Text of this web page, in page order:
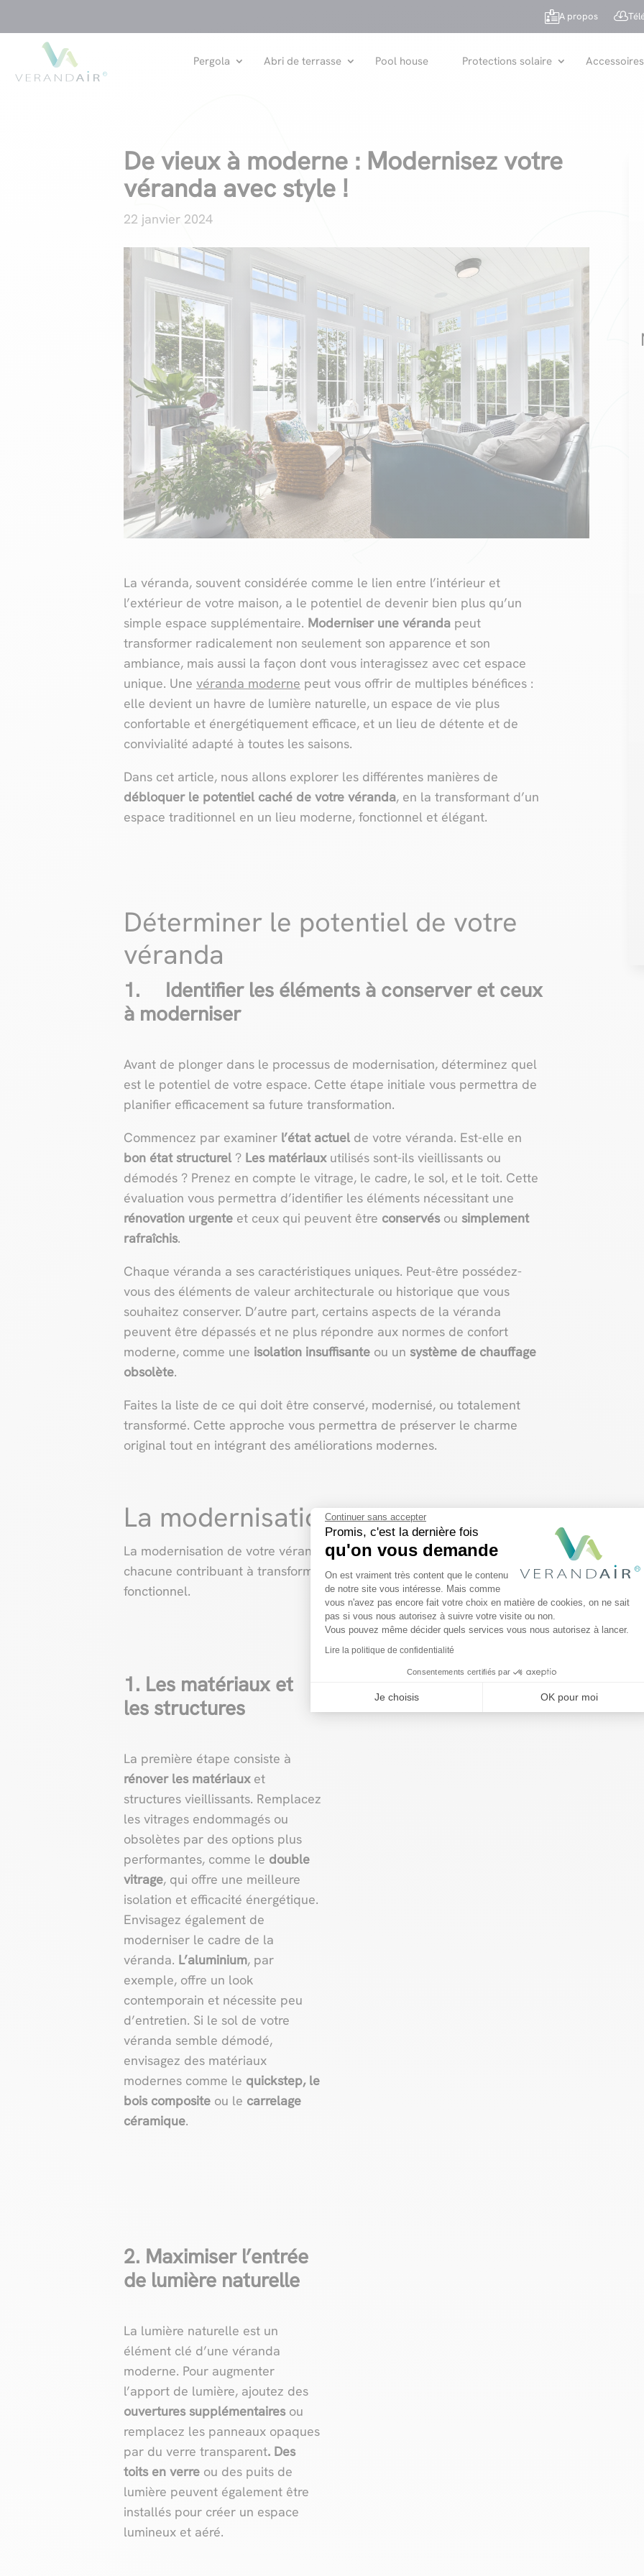
Continuer sans accepter
Promis, c'est la dernière fois
qu'on vous demande
Plateforme de Gestion du
On est vraiment très content que le contenu
de notre site vous intéresse. Mais comme
vous n'avez pas encore fait votre choix en matière de cookies, on ne sait
pas si vous nous autorisez à suivre votre visite ou non.
Vous pouvez même décider quels services vous nous autorisez à lancer.
Lire la politique de confidentialité
Consentements certifiés par
Je choisis OK pour moi
Axeptio consent
A propos 
Pergola Abri de terrasse Pool house Protections solaire Accessoires
De vieux à moderne : Modernisez votre
véranda avec style !
22 janvier 2024
La véranda, souvent considérée comme le lien entre l’intérieur et
l’extérieur de votre maison, a le potentiel de devenir bien plus qu’un
simple espace supplémentaire. Moderniser une véranda peut
transformer radicalement non seulement son apparence et son
ambiance, mais aussi la façon dont vous interagissez avec cet espace
unique. Une véranda moderne peut vous offrir de multiples bénéfices :
elle devient un havre de lumière naturelle, un espace de vie plus
confortable et énergétiquement efficace, et un lieu de détente et de
convivialité adapté à toutes les saisons.
Dans cet article, nous allons explorer les différentes manières de
débloquer le potentiel caché de votre véranda, en la transformant d’un
espace traditionnel en un lieu moderne, fonctionnel et élégant.
Déterminer le potentiel de votre
véranda
1. Identifier les éléments à conserver et ceux
à moderniser
Avant de plonger dans le processus de modernisation, déterminez quel
est le potentiel de votre espace. Cette étape initiale vous permettra de
planifier efficacement sa future transformation.
Commencez par examiner l’état actuel de votre véranda. Est-elle en
bon état structurel ? Les matériauxutilisés sont-ils vieillissants ou
démodés ? Prenez en compte le vitrage, le cadre, le sol, et le toit. Cette
évaluation vous permettra d’identifier les éléments nécessitant une
rénovation urgente et ceux qui peuvent être conservésou simplement
rafraîchis.
Chaque véranda a ses caractéristiques uniques. Peut-être possédez-
vous des éléments de valeur architecturale ou historique que vous
souhaitez conserver. D’autre part, certains aspects de la véranda
peuvent être dépassés et ne plus répondre aux normes de confort
moderne, comme une isolation insuffisante ou un système de chauffage
obsolète.
Faites la liste de ce qui doit être conservé, modernisé, ou totalement
transformé. Cette approche vous permettra de préserver le charme
original tout en intégrant des améliorations modernes.
La modernisation
La modernisation de votre véranda implique plusieurs étapes clés,
chacune contribuant à transformer votre espace en un lieu moderne et
fonctionnel.
1. Les matériaux et
les structures
La première étape consiste à
rénover les matériauxet
structures vieillissants. Remplacez
les vitrages endommagés ou
obsolètes par des options plus
performantes, comme le double
vitrage, qui offre une meilleure
isolation et efficacité énergétique.
Envisagez également de
moderniser le cadre de la
véranda. L’aluminium, par
exemple, offre un look
contemporain et nécessite peu
d’entretien. Si le sol de votre
véranda semble démodé,
envisagez des matériaux
modernes comme le quickstep, le
bois composite ou le carrelage
céramique.
2. Maximiser l’entrée
de lumière naturelle
La lumière naturelle est un
élément clé d’une véranda
moderne. Pour augmenter
l’apport de lumière, ajoutez des
ouvertures supplémentairesou
remplacez les panneaux opaques
par du verre transparent. Des
toits en verre ou des puits de
lumière peuvent également être
installés pour créer un espace
lumineux et aéré.